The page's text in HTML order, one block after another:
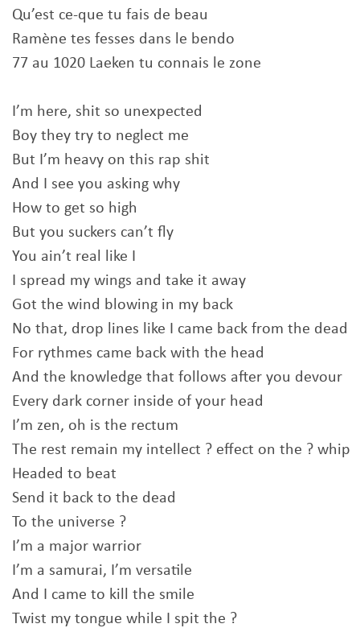
Qu’est ce-que tu fais de beau
Ramène tes fesses dans le bendo
77 au 1020 Laeken tu connais le zone
I’m here, shit so unexpected
Boy they try to neglect me
But I’m heavy on this rap shit
And I see you asking why
How to get so high
But you suckers can’t fly
You ain’t real like I
I spread my wings and take it away
Got the wind blowing in my back
No that, drop lines like I came back from the dead
For rythmes came back with the head
And the knowledge that follows after you devour
Every dark corner inside of your head
I’m zen, oh is the rectum
The rest remain my intellect ? effect on the ? whip
Headed to beat
Send it back to the dead
To the universe ?
I’m a major warrior
I’m a samurai, I’m versatile
And I came to kill the smile
Twist my tongue while I spit the ?